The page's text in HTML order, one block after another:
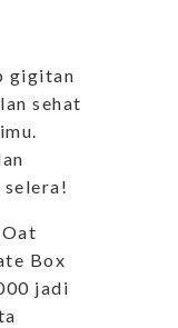
gigitan
sehat
selera!
Box
jadi